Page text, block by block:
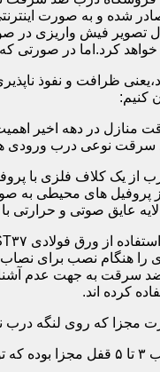
شده و به صورت
تصویر فیش واریزی
در صورتی که از
ظرافت و نفوذ
کنیم:
منازل در دهه اخیر
سرقت نوعی درب ورودی
از یک کلاف فلزی با
عایق صوتی و حرارتی
هنگام نصب برای نصاب
ضد سرقت به جهت عدم
کرده اند.
لنگه درب نصب می گردد به
است.